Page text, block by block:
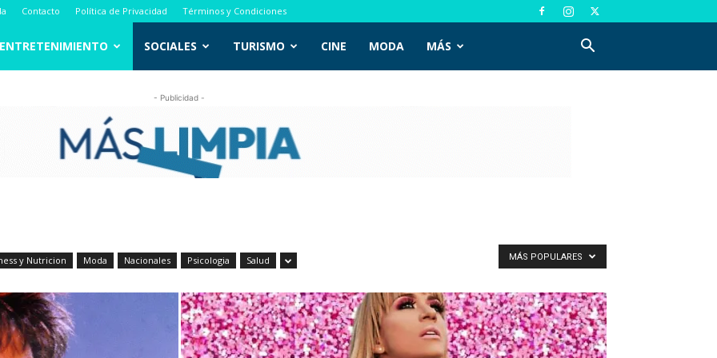
Contacto Política de Privacidad Términos y Condiciones
ENTRETENIMIENTO SOCIALES TURISMO CINE MODA MÁS
- Publicidad -
y Nutricion Moda Nacionales Psicologia Salud MÁS POPULARES